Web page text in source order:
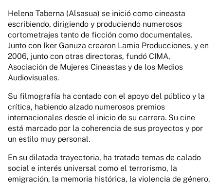
Helena Taberna (Alsasua) se inició como cineasta
escribiendo, dirigiendo y produciendo numerosos
cortometrajes tanto de ficción como documentales.
Junto con Iker Ganuza crearon Lamia Producciones, y en
2006, junto con otras directoras, fundó CIMA,
Asociación de Mujeres Cineastas y de los Medios
Audiovisuales.
Su filmografía ha contado con el apoyo del público y la
crítica, habiendo alzado numerosos premios
internacionales desde el inicio de su carrera. Su cine
está marcado por la coherencia de sus proyectos y por
un estilo muy personal.
En su dilatada trayectoria, ha tratado temas de calado
social e interés universal como el terrorismo, la
emigración, la memoria histórica, la violencia de género,